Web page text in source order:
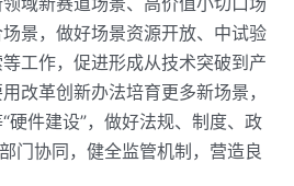
景，做好场景资源开放、中试验
工作，促进形成从技术突破到产
改革创新办法培育更多新场景，
硬件建设”，做好法规、制度、政
门协同，健全监管机制，营造良